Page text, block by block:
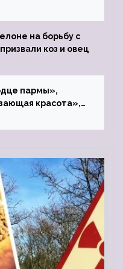
на борьбу с
коз и овец
пармы»,
красота»,